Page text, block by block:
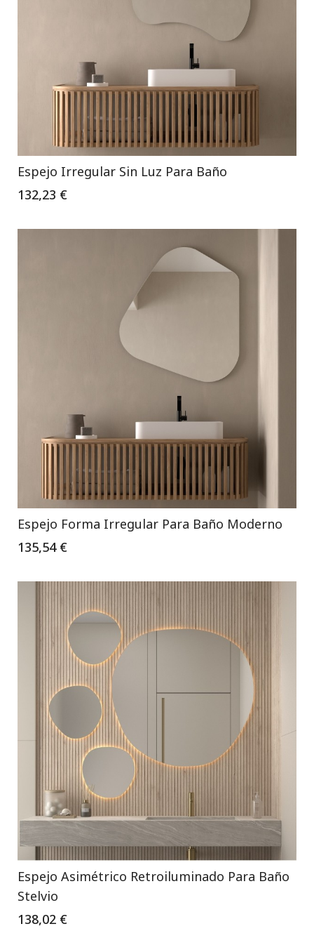
Espejo Irregular Sin Luz Para Baño
132,23 €
Espejo Forma Irregular Para Baño Moderno
135,54 €
Espejo Asimétrico Retroiluminado Para Baño
Stelvio
138,02 €